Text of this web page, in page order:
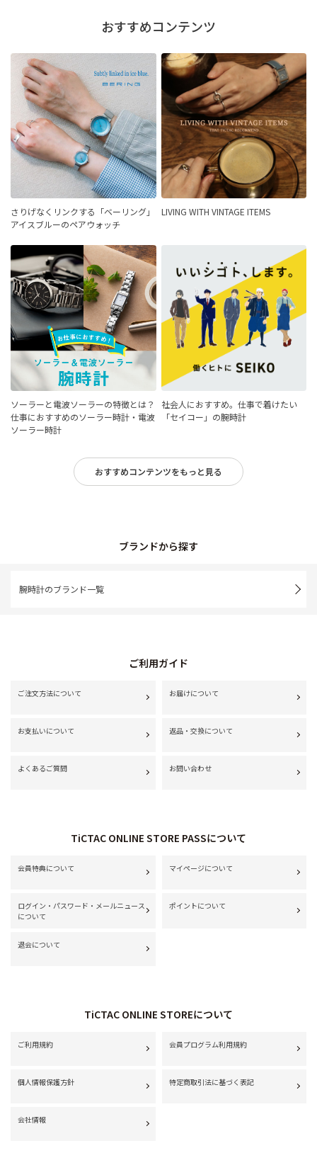
おすすめコンテンツ
さりげなくリンクする「ベーリング」
アイスブルーのペアウォッチ
LIVING WITH VINTAGE ITEMS
ソーラーと電波ソーラーの特徴とは？
仕事におすすめのソーラー時計・電波
ソーラー時計
社会人におすすめ。仕事で着けたい
「セイコー」の腕時計
おすすめコンテンツをもっと見る
ブランドから探す
腕時計のブランド一覧
ご利用ガイド
ご注文方法について お届けについて
お支払いについて 返品・交換について
よくあるご質問 お問い合わせ
TiCTAC ONLINE STORE PASSについて
会員特典について マイページについて
ログイン・パスワード・メールニュース
について
ポイントについて
退会について
TiCTAC ONLINE STOREについて
ご利用規約 会員プログラム利用規約
個人情報保護方針 特定商取引法に基づく表記
会社情報